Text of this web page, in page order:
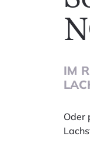
IM
Oder